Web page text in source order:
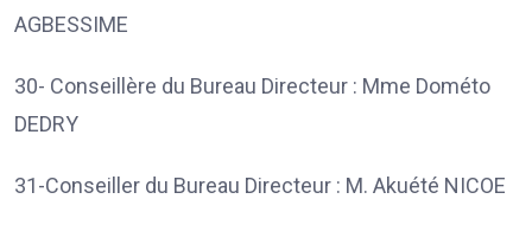
AGBESSIME
30- Conseillère du Bureau Directeur : Mme Dométo
DEDRY
31-Conseiller du Bureau Directeur : M. Akuété NICOE